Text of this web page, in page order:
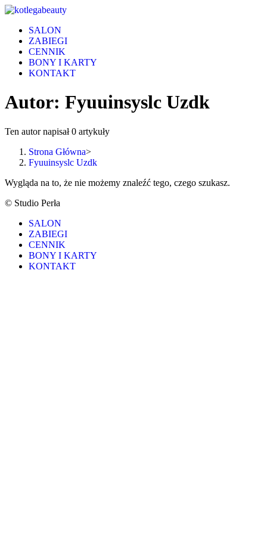
Skip
contentSALON
ZABIEGI
CENNIK
BONY I KARTY
KONTAKT
Autor: Fyuuinsyslc Uzdk
Ten autor napisał 0 artykuły
Strona Główna>
Fyuuinsyslc Uzdk
Wygląda na to, że nie możemy znaleźć tego, czego szukasz.
© Studio Perła
SALON
ZABIEGI
CENNIK
BONY I KARTY
KONTAKT